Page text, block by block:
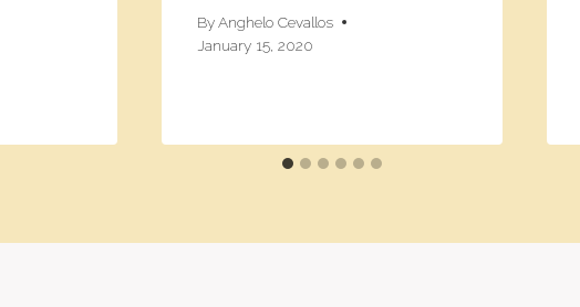
By Anghelo Cevallos
January 15, 2020